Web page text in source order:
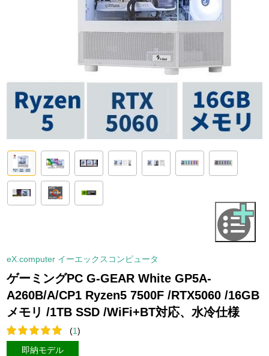
eX.computer イーエックスコンピュータ
ゲーミングPC G-GEAR White GP5A-
A260B/A/CP1 Ryzen5 7500F /RTX5060 /16GB
メモリ /1TB SSD /WiFi+BT対応、水冷仕様
(1)
即納モデル